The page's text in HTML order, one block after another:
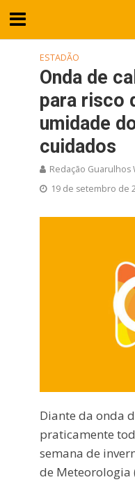
ESTADÃO
Onda de
para risco
umidade
cuidados
Redação Guarulhos
19 de setembro de
Diante da onda
praticamente
semana de
de Meteorologia